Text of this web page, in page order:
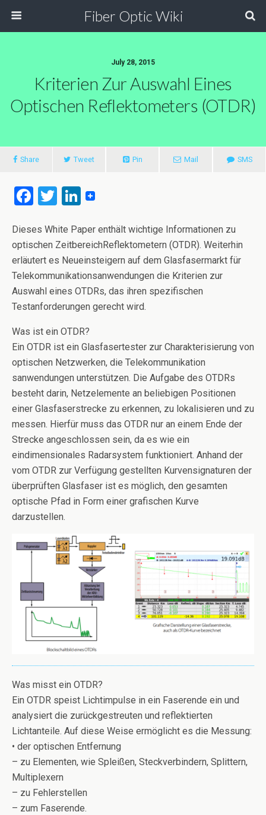
Fiber Optic Wiki
July 28, 2015
Kriterien Zur Auswahl Eines
Optischen Reflektometers (OTDR)
Share Tweet Pin Mail SMS
F
ce
b
o
o
k
T
tt
er
Li
ke
dI
n
Dieses White Paper enthält wichtige Informationen zu
optischen ZeitbereichReflektometern (OTDR). Weiterhin
erläutert es Neueinsteigern auf dem Glasfasermarkt für
Telekommunikationsanwendungen die Kriterien zur
Auswahl eines OTDRs, das ihren spezifischen
Testanforderungen gerecht wird.
Was ist ein OTDR?
Ein OTDR ist ein Glasfasertester zur Charakterisierung von
optischen Netzwerken, die Telekommunikation
sanwendungen unterstützen. Die Aufgabe des OTDRs
besteht darin, Netzelemente an beliebigen Positionen
einer Glasfaserstrecke zu erkennen, zu lokalisieren und zu
messen. Hierfür muss das OTDR nur an einem Ende der
Strecke angeschlossen sein, da es wie ein
eindimensionales Radarsystem funktioniert. Anhand der
vom OTDR zur Verfügung gestellten Kurvensignaturen der
überprüften Glasfaser ist es möglich, den gesamten
optische Pfad in Form einer grafischen Kurve
darzustellen.
Was misst ein OTDR?
Ein OTDR speist Lichtimpulse in ein Faserende ein und
analysiert die zurückgestreuten und reflektierten
Lichtanteile. Auf diese Weise ermöglicht es die Messung:
• der optischen Entfernung
– zu Elementen, wie Spleißen, Steckverbindern, Splittern,
Multiplexern
– zu Fehlerstellen
– zum Faserende.